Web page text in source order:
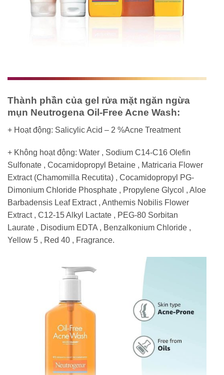
Thành phần của gel rửa mặt ngăn ngừa
mụn Neutrogena Oil-Free Acne Wash:
+ Hoạt động: Salicylic Acid – 2 %Acne Treatment
+ Không hoạt động: Water , Sodium C14-C16 Olefin
Sulfonate , Cocamidopropyl Betaine , Matricaria Flower
Extract (Chamomilla Recutita) , Cocamidopropyl PG-
Dimonium Chloride Phosphate , Propylene Glycol , Aloe
Barbadensis Leaf Extract , Anthemis Nobilis Flower
Extract , C12-15 Alkyl Lactate , PEG-80 Sorbitan
Laurate , Disodium EDTA , Benzalkonium Chloride ,
Yellow 5 , Red 40 , Fragrance.